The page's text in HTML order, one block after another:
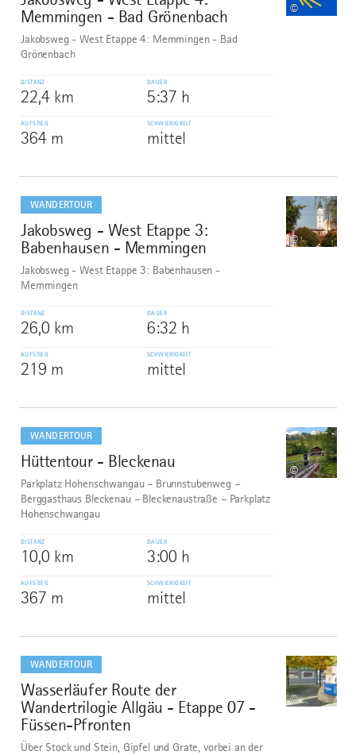
Memmingen - Bad Grönenbach
©
Jakobsweg - West Etappe 4: Memmingen - Bad
Grönenbach
DISTANZ
22,4 km
DAUER
5:37 h
AUFSTIEG
364 m
SCHWIERIGKEIT
mittel
WANDERTOUR
8
Jakobsweg - West Etappe 3:
Babenhausen - Memmingen
©
Jakobsweg - West Etappe 3: Babenhausen -
Memmingen
DISTANZ
26,0 km
DAUER
6:32 h
AUFSTIEG
219 m
SCHWIERIGKEIT
mittel
dazu
WANDERTOUR
9
Hüttentour - Bleckenau
©
Parkplatz Hohenschwangau – Brunnstubenweg –
Berggasthaus Bleckenau – Bleckenaustraße – Parkplatz
Hohenschwangau
DISTANZ
10,0 km
DAUER
3:00 h
AUFSTIEG
367 m
SCHWIERIGKEIT
mittel
dazu
WANDERTOUR
10
Wasserläufer Route der
Wandertrilogie Allgäu - Etappe 07 -
Füssen-Pfronten
©
Über Stock und Stein, Gipfel und Grate, vorbei an der
dazu